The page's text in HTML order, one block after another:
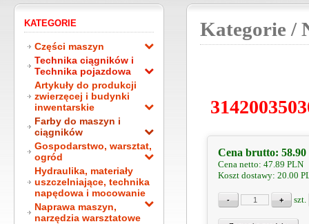
KATEGORIE
Części maszyn
Technika ciągników i
Technika pojazdowa
Artykuły do produkcji
zwierzęcej i budynki
inwentarskie
Farby do maszyn i
ciągników
Gospodarstwo, warsztat,
ogród
Hydraulika, materiały
uszczelniające, technika
napędowa i mocowanie
Naprawa maszyn,
narzędzia warsztatowe
Kategorie /
Cena brutto: 58.90
Cena netto: 47.89 PLN
Koszt dostawy: 20.00
szt.